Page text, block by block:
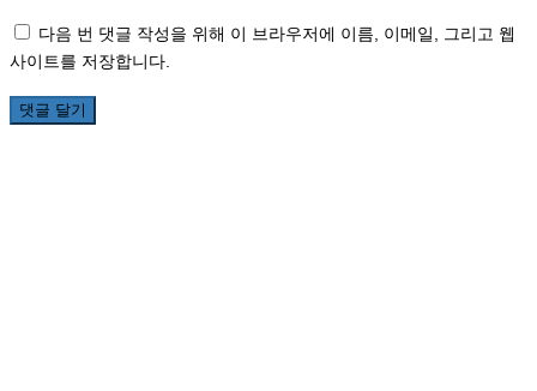
다음 번 댓글 작성을 위해 이 브라우저에 이름, 이메일, 그리고 웹
사이트를 저장합니다.